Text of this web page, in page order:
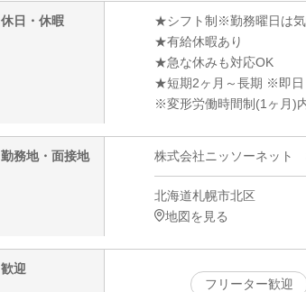
休日・休暇
★シフト制※勤務曜日は気
★有給休暇あり
★急な休みも対応OK
★短期2ヶ月～長期 ※即日
※変形労働時間制(1ヶ月)
勤務地・面接地 株式会社ニッソーネット
北海道札幌市北区
地図を見る
歓迎
フリーター歓迎